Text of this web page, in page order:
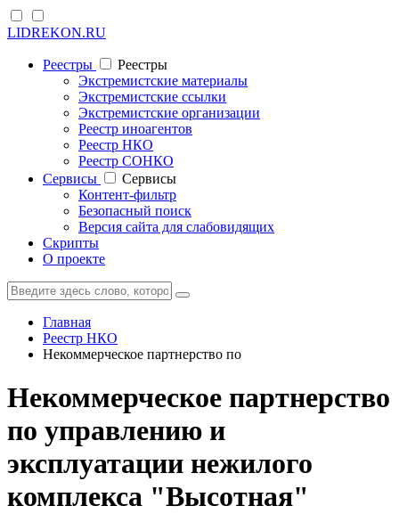
LIDREKON.RU
Реестры
Реестры
Экстремистские материалы
Экстремистские ссылки
Экстремистские организации
Реестр иноагентов
Реестр НКО
Реестр СОНКО
Cервисы
Cервисы
Контент-фильтр
Безопасный поиск
Версия сайта для слабовидящих
Скрипты
О проекте
Главная
Реестр НКО
Некоммерческое партнерство по
Некоммерческое партнерство
по управлению и
эксплуатации нежилого
комплекса "Высотная"